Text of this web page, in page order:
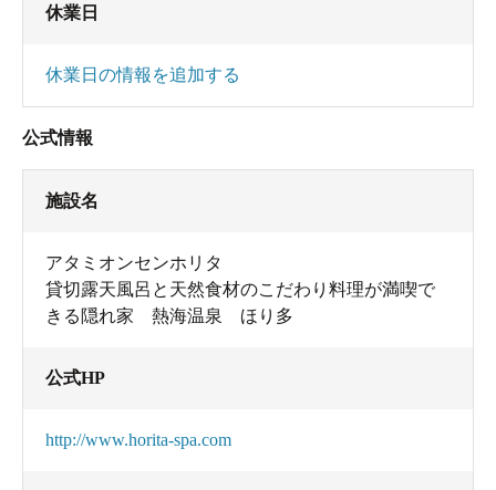
休業日
休業日の情報を追加する
公式情報
施設名
アタミオンセンホリタ
貸切露天風呂と天然食材のこだわり料理が満喫で
きる隠れ家 熱海温泉 ほり多
公式HP
http://www.horita-spa.com